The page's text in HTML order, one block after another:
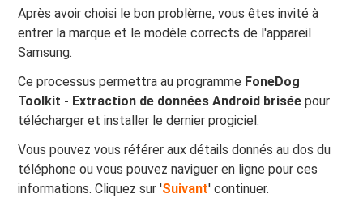
Après avoir choisi le bon problème, vous êtes invité à
entrer la marque et le modèle corrects de l'appareil
Samsung.
Ce processus permettra au programme FoneDog
Toolkit - Extraction de données Android brisée pour
télécharger et installer le dernier progiciel.
Vous pouvez vous référer aux détails donnés au dos du
téléphone ou vous pouvez naviguer en ligne pour ces
informations. Cliquez sur 'Suivant' continuer.